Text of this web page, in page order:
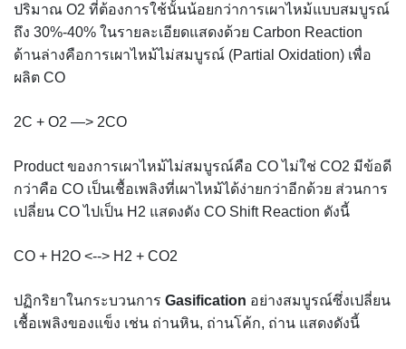
ปริมาณ O2 ที่ต้องการใช้นั้นน้อยกว่าการเผาไหม้แบบสมบูรณ์
ถึง 30%-40% ในรายละเอียดแสดงด้วย Carbon Reaction
ด้านล่างคือการเผาไหม้ไม่สมบูรณ์ (Partial Oxidation) เพื่อ
ผลิต CO
2C + O2 —> 2CO
Product ของการเผาไหม้ไม่สมบูรณ์คือ CO ไม่ใช่ CO2 มีข้อดี
กว่าคือ CO เป็นเชื้อเพลิงที่เผาไหม้ได้ง่ายกว่าอีกด้วย ส่วนการ
เปลี่ยน CO ไปเป็น H2 แสดงดัง CO Shift Reaction ดังนี้
CO + H2O <--> H2 + CO2
ปฏิกริยาในกระบวนการ Gasification อย่างสมบูรณ์ซึ่งเปลี่ยน
เชื้อเพลิงของแข็ง เช่น ถ่านหิน, ถ่านโค้ก, ถ่าน แสดงดังนี้